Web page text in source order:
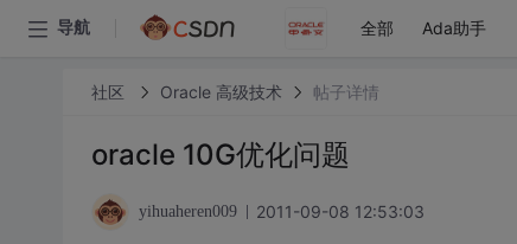
导航 全部 Ada助手
社区 Oracle 高级技术 帖子详情
oracle 10G优化问题
yihuaheren009 2011-09-08 12:53:03